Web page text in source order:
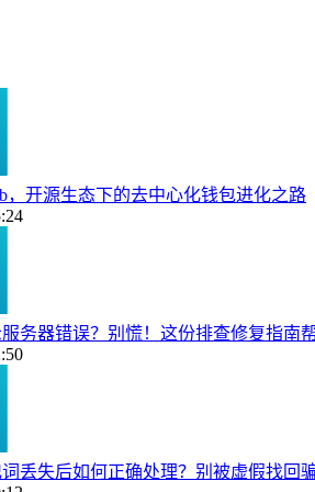
，开源生态下的去中心化钱包进化之路
服务器错误？别慌！这份排查修复指南
丢失后如何正确处理？别被虚假找回